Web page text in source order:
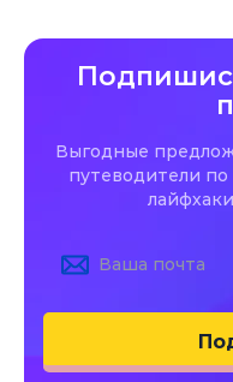
Выгодные
путеводители